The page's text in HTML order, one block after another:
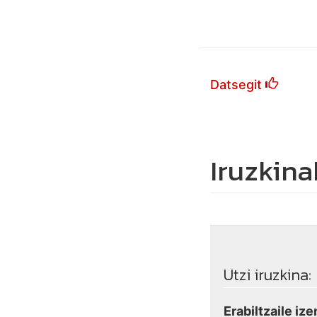
Datsegit
Utzi iruzkina:
Erabiltzaile